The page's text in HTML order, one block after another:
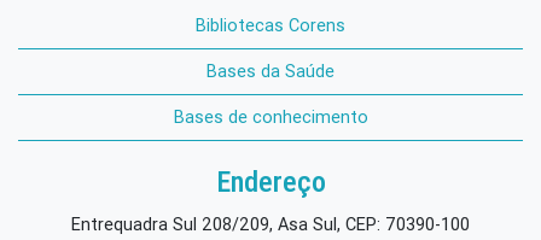
Bibliotecas Corens
Bases da Saúde
Bases de conhecimento
Endereço
Entrequadra Sul 208/209, Asa Sul, CEP: 70390-100